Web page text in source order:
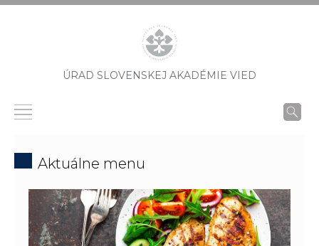
ÚRAD SLOVENSKEJ AKADÉMIE VIED
Aktuálne menu